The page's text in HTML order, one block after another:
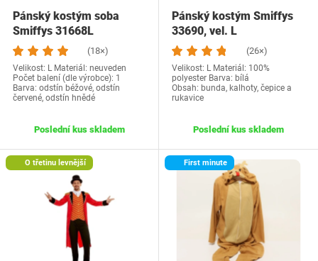
Pánský kostým soba
Smiffys 31668L
(18×)
Velikost: L Materiál: neuveden
Počet balení (dle výrobce): 1
Barva: odstín béžové, odstín
červené, odstín hnědé
Poslední kus skladem
Pánský kostým Smiffys
33690, vel. L
(26×)
Velikost: L Materiál: 100%
polyester Barva: bílá
Obsah: bunda, kalhoty, čepice a
rukavice
Poslední kus skladem
O třetinu levnější First minute